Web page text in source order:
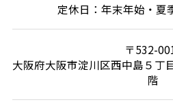
定休日：年末年始・夏
〒532-
大阪府大阪市淀川区西中島５丁
階